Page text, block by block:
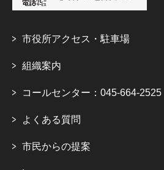
市役所アクセス・駐車場
組織案内
コールセンター：045-664-2525
よくある質問
市民からの提案